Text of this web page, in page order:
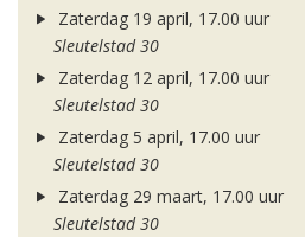
Zaterdag 19 april, 17.00 uur
Sleutelstad 30
Zaterdag 12 april, 17.00 uur
Sleutelstad 30
Zaterdag 5 april, 17.00 uur
Sleutelstad 30
Zaterdag 29 maart, 17.00 uur
Sleutelstad 30